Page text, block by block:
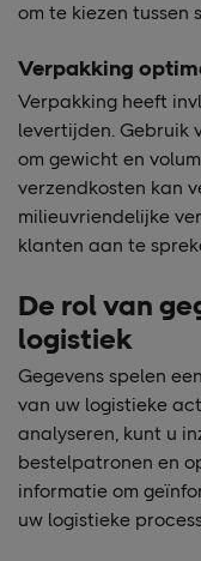
om te kiezen tussen
Verpakking
Verpakking heeft
levertijden. Gebruik
om gewicht en
verzendkosten kan
milieuvriendelijke
klanten aan te
De rol van
logistiek
Gegevens spelen
van uw logistieke
analyseren, kunt u
bestelpatronen en
informatie om
uw logistieke